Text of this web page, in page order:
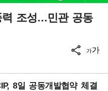
력 조성…민관 공동
가가
8일 공동개발협약 체결